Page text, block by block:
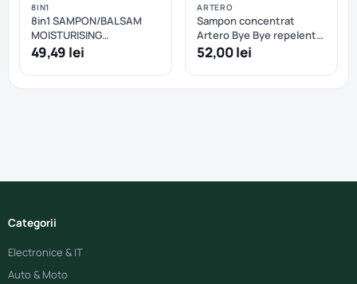
8IN1
8in1 SAMPON/BALSAM
MOISTURISING
CONDITIONING 250 ML
49,49 lei
ARTERO
Sampon concentrat
Artero Bye Bye repelent
si antiparazitant pentru
caini - 100 ml
52,00 lei
Categorii
Electronice & IT
Auto & Moto